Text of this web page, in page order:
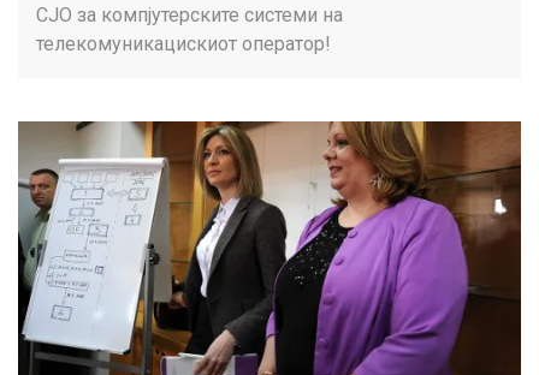
СЈО за компјутерските системи на
телекомуникацискиот оператор!